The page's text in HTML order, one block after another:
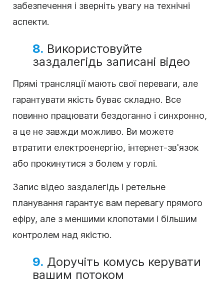
забезпечення і зверніть увагу на технічні
аспекти.
8. Використовуйте
заздалегідь записані відео
Прямі трансляції мають свої переваги, але
гарантувати якість буває складно. Все
повинно працювати бездоганно і синхронно,
а це не завжди можливо. Ви можете
втратити електроенергію, інтернет-зв'язок
або прокинутися з болем у горлі.
Запис відео заздалегідь і ретельне
планування гарантує вам перевагу прямого
ефіру, але з меншими клопотами і більшим
контролем над якістю.
9. Доручіть комусь керувати
вашим потоком